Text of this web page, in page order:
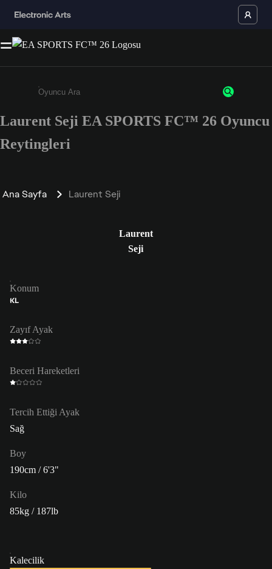
Enter a minimum of 3 characters or numbers
Laurent Seji EA SPORTS FC™ 26 Oyuncu
Reytingleri
Ana Sayfa Laurent Seji
Laurent
Seji
Konum
KL
Zayıf Ayak
Beceri Hareketleri
Tercih Ettiği Ayak
Sağ
Boy
190cm / 6'3"
Kilo
85kg / 187lb
Kalecilik